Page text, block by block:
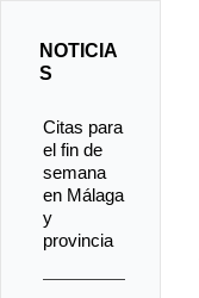
NOTICIA
S
Citas para
el fin de
semana
en Málaga
y
provincia